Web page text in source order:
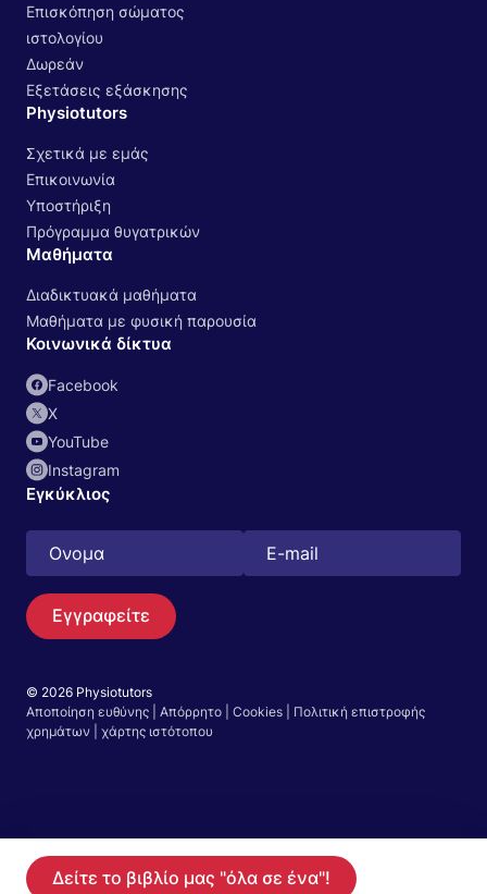
Αναζήτηση
Γίνετε μέλος
Δείτε το βιβλίο μας "όλα σε ένα"!
Επισκόπηση σώματος
ιστολογίου
Δωρεάν
Εξετάσεις εξάσκησης
Physiotutors
Σχετικά με εμάς
Επικοινωνία
Υποστήριξη
Πρόγραμμα θυγατρικών
Μαθήματα
Διαδικτυακά μαθήματα
Μαθήματα με φυσική παρουσία
Κοινωνικά δίκτυα
Facebook
Χ
YouTube
Instagram
Εγκύκλιος
Εγγραφείτε
© 2026 Physiotutors
Αποποίηση ευθύνης
Απόρρητο Cookies
Πολιτική επιστροφής
χρημάτων
χάρτης ιστότοπου
Ξεκινήστε τη δωρεάν δοκιμή 14 ημερών στην
εφαρμογή μας